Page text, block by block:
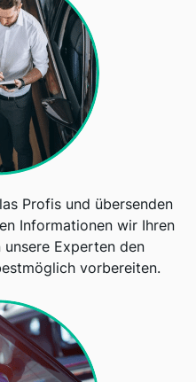
Profis und übersenden
Informationen wir Ihren
Experten den
vorbereiten.